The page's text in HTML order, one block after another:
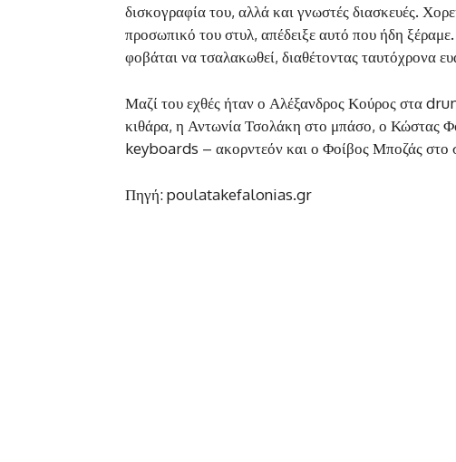
δισκογραφία του, αλλά και γνωστές διασκευές.
προσωπικό του στυλ, απέδειξε αυτό που ήδη
φοβάται να τσαλακωθεί, διαθέτοντας ταυτόχρονα
Μαζί του εχθές ήταν ο Αλέξανδρος Κούρος στα
κιθάρα, η Αντωνία Τσολάκη στο μπάσο, ο Κώστας
keyboards – ακορντεόν και ο Φοίβος Μποζάς στο
Πηγή: poulatakefalonias.gr